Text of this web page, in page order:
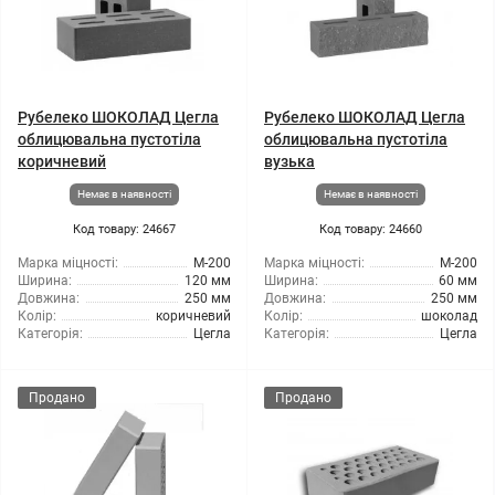
Рубелеко ШОКОЛАД Цегла
облицювальна пустотіла
коричневий
Немає в наявності
Код товару: 24667
Марка міцності:
М-200
Ширина:
120 мм
Довжина:
250 мм
Колір:
коричневий
Категорія:
Цегла
Рубелеко ШОКОЛАД Цегла
облицювальна пустотіла
вузька
Немає в наявності
Код товару: 24660
Марка міцності:
М-200
Ширина:
60 мм
Довжина:
250 мм
Колір:
шоколад
Категорія:
Цегла
Продано Продано